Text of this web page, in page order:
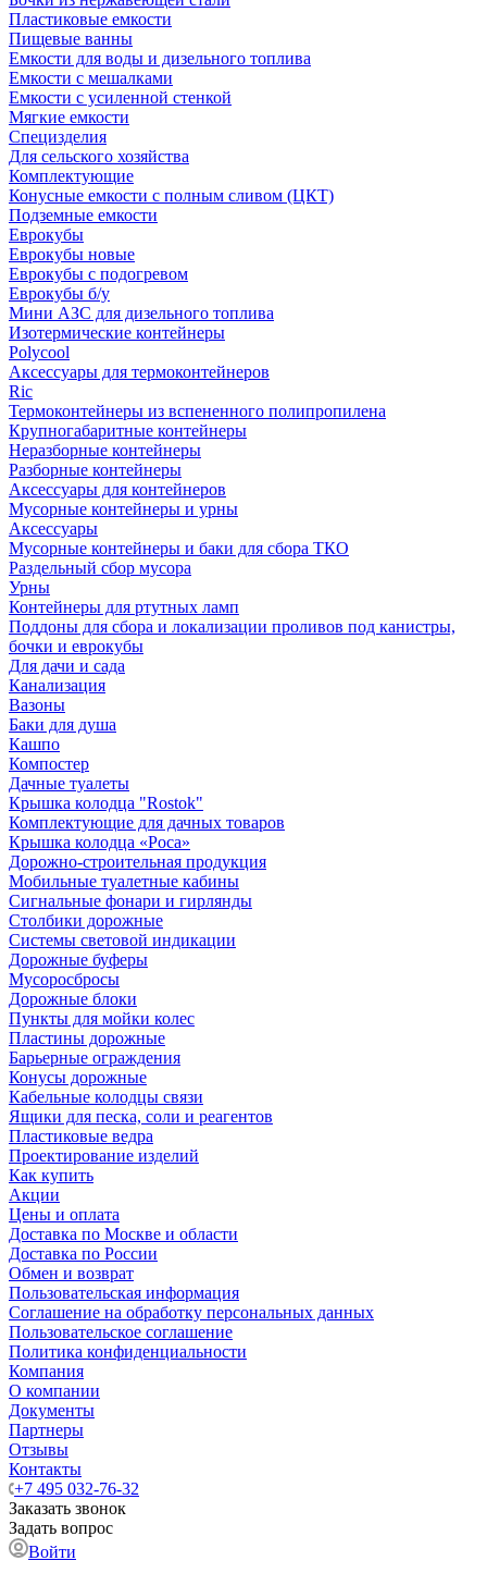
Пластиковые емкости
Пищевые ванны
Емкости для воды и дизельного топлива
Емкости с мешалками
Емкости с усиленной стенкой
Мягкие емкости
Специзделия
Для сельского хозяйства
Комплектующие
Конусные емкости с полным сливом (ЦКТ)
Подземные емкости
Еврокубы
Еврокубы новые
Еврокубы с подогревом
Еврокубы б/у
Мини АЗС для дизельного топлива
Изотермические контейнеры
Polycool
Аксессуары для термоконтейнеров
Ric
Термоконтейнеры из вспененного полипропилена
Крупногабаритные контейнеры
Неразборные контейнеры
Разборные контейнеры
Аксессуары для контейнеров
Мусорные контейнеры и урны
Аксессуары
Мусорные контейнеры и баки для сбора ТКО
Раздельный сбор мусора
Урны
Контейнеры для ртутных ламп
Поддоны для сбора и локализации проливов под канистры,
бочки и еврокубы
Для дачи и сада
Канализация
Вазоны
Баки для душа
Кашпо
Компостер
Дачные туалеты
Крышка колодца "Rostok"
Комплектующие для дачных товаров
Крышка колодца «Роса»
Дорожно-строительная продукция
Мобильные туалетные кабины
Сигнальные фонари и гирлянды
Столбики дорожные
Системы световой индикации
Дорожные буферы
Мусоросбросы
Дорожные блоки
Пункты для мойки колес
Пластины дорожные
Барьерные ограждения
Конусы дорожные
Кабельные колодцы связи
Ящики для песка, соли и реагентов
Пластиковые ведра
Проектирование изделий
Как купить
Акции
Цены и оплата
Доставка по Москве и области
Доставка по России
Обмен и возврат
Пользовательская информация
Соглашение на обработку персональных данных
Пользовательское соглашение
Политика конфиденциальности
Компания
О компании
Документы
Партнеры
Отзывы
Контакты
+7 495 032-76-32
Заказать звонок
Задать вопрос
Войти